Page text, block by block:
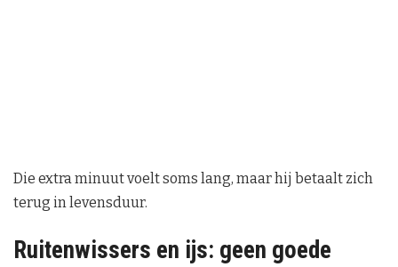
Die extra minuut voelt soms lang, maar hij betaalt zich
terug in levensduur.
Ruitenwissers en ijs: geen goede